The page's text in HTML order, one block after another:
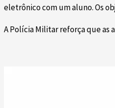
eletrônico com um aluno. Os
A Polícia Militar reforça que as